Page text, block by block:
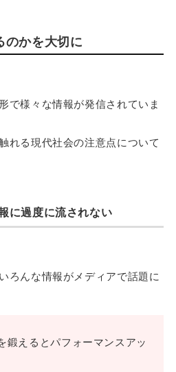
のかを大切に
で様々な情報が発信されていま
れる現代社会の注意点について
に過度に流されない
ろんな情報がメディアで話題に
鍛えるとパフォーマンスアッ